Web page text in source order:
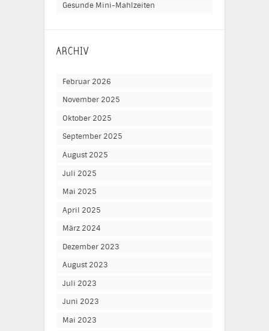
Gesunde Mini-Mahlzeiten
ARCHIV
Februar 2026
November 2025
Oktober 2025
September 2025
August 2025
Juli 2025
Mai 2025
April 2025
März 2024
Dezember 2023
August 2023
Juli 2023
Juni 2023
Mai 2023